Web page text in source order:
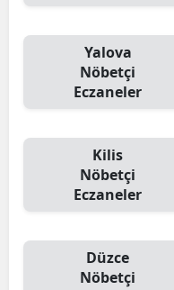
Yalova
Nöbetçi
Eczaneler
Kilis
Nöbetçi
Eczaneler
Düzce
Nöbetçi